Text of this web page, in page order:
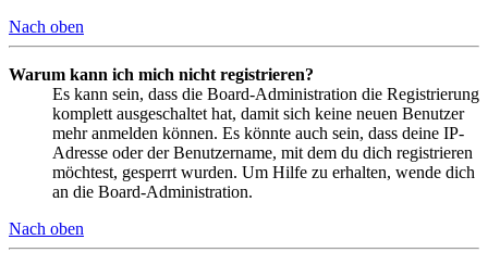
Nach oben
Warum kann ich mich nicht registrieren?
Es kann sein, dass die Board-Administration die Registrierung
komplett ausgeschaltet hat, damit sich keine neuen Benutzer
mehr anmelden können. Es könnte auch sein, dass deine IP-
Adresse oder der Benutzername, mit dem du dich registrieren
möchtest, gesperrt wurden. Um Hilfe zu erhalten, wende dich
an die Board-Administration.
Nach oben